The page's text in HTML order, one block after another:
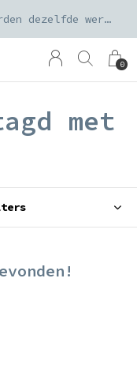
0
Orders geplaatst voor 15:00 worden dezelfde werkdag verzonden
met